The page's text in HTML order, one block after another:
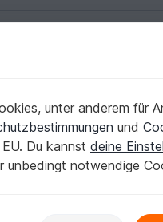
unter anderem für
und
Du kannst deine
unbedingt notwendige